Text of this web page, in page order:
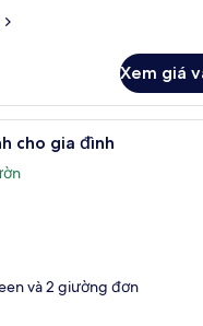
Xem giá
Phòng
cho gia đình
và 2 giường đơn